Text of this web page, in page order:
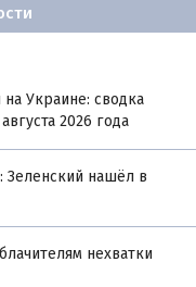
Украине: сводка
2026 года
Зеленский нашёл в
нехватки